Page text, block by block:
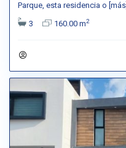
Parque, esta residencia o [más]
3
160.00 m2